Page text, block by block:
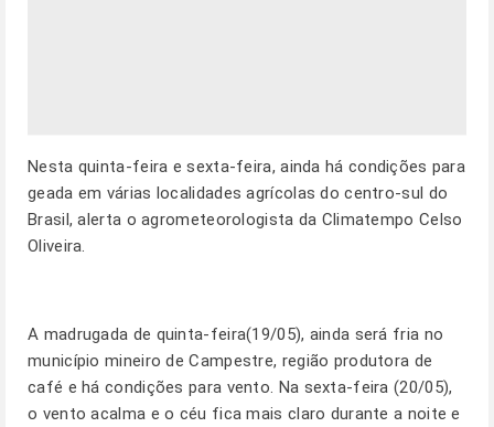
Nesta quinta-feira e sexta-feira, ainda há condições para
geada em várias localidades agrícolas do centro-sul do
Brasil, alerta o agrometeorologista da Climatempo Celso
Oliveira.
A madrugada de quinta-feira(19/05), ainda será fria no
município mineiro de Campestre, região produtora de
café e há condições para vento. Na sexta-feira (20/05),
o vento acalma e o céu fica mais claro durante a noite e